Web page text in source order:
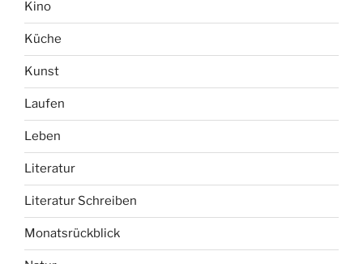
Kino
Küche
Kunst
Laufen
Leben
Literatur
Literatur Schreiben
Monatsrückblick